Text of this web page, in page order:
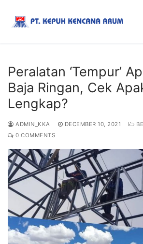
Peralatan ‘Tempur’
Baja Ringan, Cek
Lengkap?
ADMIN_KKA DECEMBER 10, 2021
0 COMMENTS